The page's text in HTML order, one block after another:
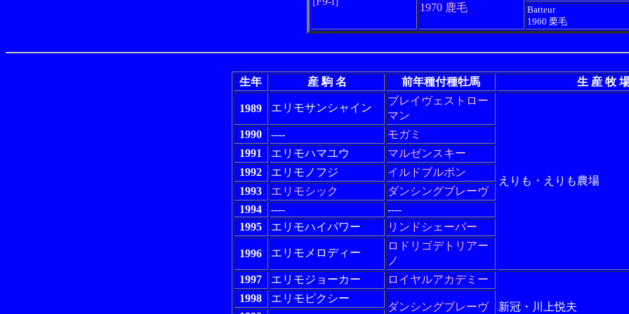
1970 鹿毛
Batteur
1960 栗毛
生年 産 駒 名 前年種付種牡馬 生 産 牧
1989 エリモサンシャイン
ブレイヴェストロー
マン
えりも・えりも農場
1990 ----
モガミ
1991
エリモハマユウ
マルゼンスキー
1992
エリモノフジ
イルドブルボン
1993
エリモシック
ダンシングブレーヴ
1994
----
----
1995
エリモハイパワー リンドシェーバー
1996 エリモメロディー
ロドリゴデトリアー
ノ
1997
エリモジョーカー ロイヤルアカデミー
新冠・川上悦夫
1998 エリモピクシー
ダンシングブレーヴ